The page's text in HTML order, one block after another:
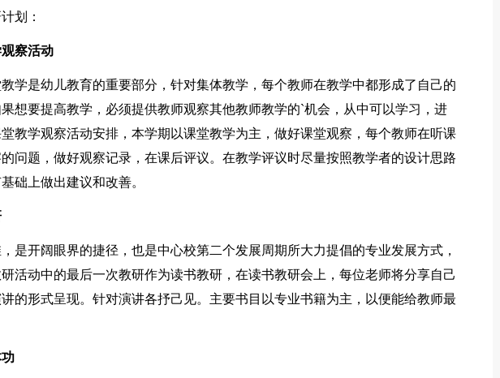
划：
察活动
学是幼儿教育的重要部分，针对集体教学，每个教师在教学中都形成了自己的
想要提高教学，必须提供教师观察其他教师教学的`机会，从中可以学习，进
教学观察活动安排，本学期以课堂教学为主，做好课堂观察，每个教师在听课
问题，做好观察记录，在课后评议。在教学评议时尽量按照教学者的设计思路
础上做出建议和改善。
是开阔眼界的捷径，也是中心校第二个发展周期所大力提倡的专业发展方式，
活动中的最后一次教研作为读书教研，在读书教研会上，每位老师将分享自己
的形式呈现。针对演讲各抒己见。主要书目以专业书籍为主，以便能给教师最